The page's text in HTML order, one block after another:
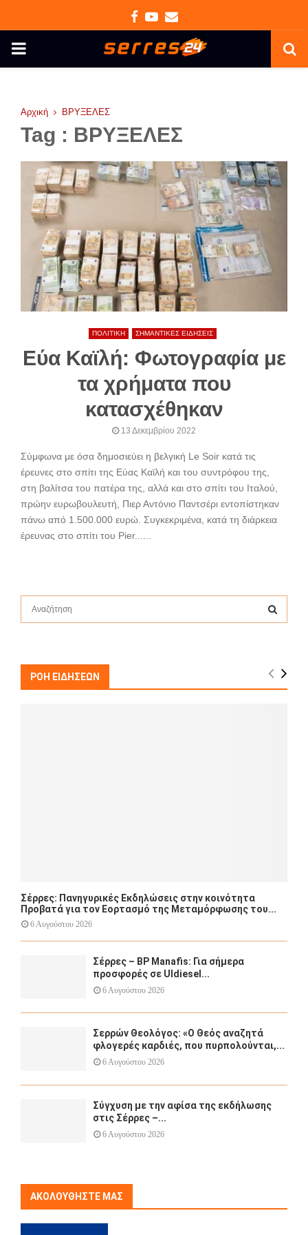
Facebook
Youtube
Email
PRIMARY
Αρχική ΒΡΥΞΕΛΕΣ
Tag : ΒΡΥΞΕΛΕΣ
ΠΟΛΙΤΙΚΗ ΣΗΜΑΝΤΙΚΕΣ ΕΙΔΗΣΕΙΣ
Εύα Καϊλή: Φωτογραφία με
τα χρήματα που
κατασχέθηκαν
13 Δεκεμβρίου 2022
Σύμφωνα με όσα δημοσιεύει η βελγική Le Soir κατά τις
έρευνες στο σπίτι της Εύας Καϊλή και του συντρόφου της,
στη βαλίτσα του πατέρα της, αλλά και στο σπίτι του Ιταλού,
πρώην ευρωβουλευτή, Πιερ Αντόνιο Παντσέρι εντοπίστηκαν
πάνω από 1.500.000 ευρώ. Συγκεκριμένα, κατά τη διάρκεια
έρευνας στο σπίτι του Pier......
f
A
ΡΟΗ ΕΙΔΗΣΕΩΝ
Σέρρες: Πανηγυρικές Εκδηλώσεις στην κοινότητα
Προβατά για τον Εορτασμό της Μεταμόρφωσης του...
6 Αυγούστου 2026
Σέρρες – BP Manafis: Για σήμερα
προσφορές σε Uldiesel...
6 Αυγούστου 2026
Σερρών Θεολόγος: «Ο Θεός αναζητά
φλογερές καρδιές, που πυρπολούνται,...
6 Αυγούστου 2026
Σύγχυση με την αφίσα της εκδήλωσης
στις Σέρρες –...
6 Αυγούστου 2026
ΑΚΟΛΟΥΘΉΣΤΕ ΜΑΣ